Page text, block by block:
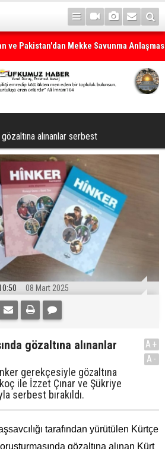
ve Pakistan'dan Mekke Savunma
alınanlar serbest
08 Mart 2025
gözaltına alınanlar
gerekçesiyle gözaltına
ile İzzet Çınar ve Şükriye
serbest bırakıldı.
A+
A-
tarafından yürütülen Kürtçe
gözaltına alınan Kürt